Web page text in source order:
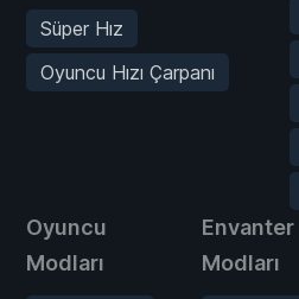
Süper Hız
Oyuncu Hızı Çarpanı
Oyuncu
Modları
Envanter
Modları